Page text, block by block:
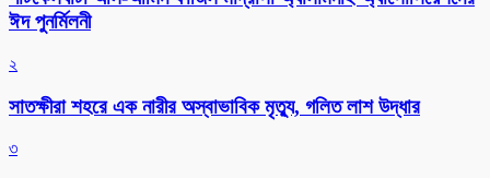
ঈদ পুনর্মিলনী
২
সাতক্ষীরা শহরে এক নারীর অস্বাভাবিক মৃত্যু, গলিত লাশ উদ্ধার
৩